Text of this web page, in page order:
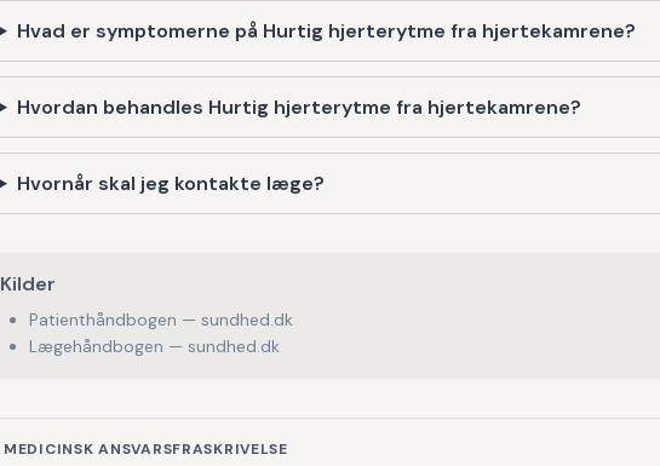
Hvad er symptomerne på Hurtig hjerterytme fra hjertekamrene?
Hvordan behandles Hurtig hjerterytme fra hjertekamrene?
Hvornår skal jeg kontakte læge?
Kilder
Patienthåndbogen — sundhed.dk
Lægehåndbogen — sundhed.dk
MEDICINSK ANSVARSFRASKRIVELSE